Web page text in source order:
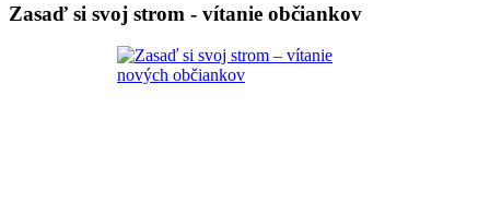
Zasaď si svoj strom - vítanie občiankov